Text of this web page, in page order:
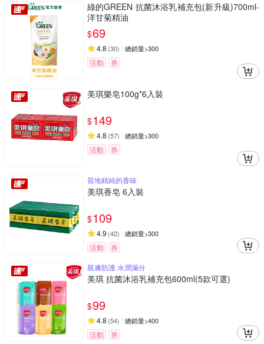
綠的GREEN 抗菌沐浴乳補充包(新升級)700ml-
洋甘菊精油
$69
4.8 (30) 總銷量>300
活動 券
美琪樂皂100g*6入裝
$149
4.8 (57) 總銷量>300
活動 券
質地精純的香味
美琪香皂 6入裝
$109
4.9 (42) 總銷量>300
活動
券
親膚防護 水潤滿分
美琪 抗菌沐浴乳補充包600ml(5款可選)
$99
4.8 (54) 總銷量>400
活動 券